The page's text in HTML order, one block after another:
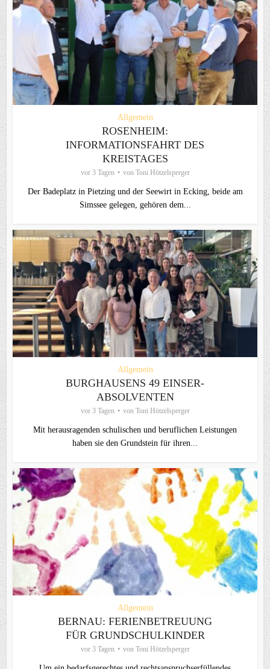
Allgemein
ROSENHEIM:
INFORMATIONSFAHRT DES
KREISTAGES
vor 3 Tagen von Toni Hötzelsperger
Der Badeplatz in Pietzing und der Seewirt in Ecking, beide am
Simssee gelegen, gehören dem...
Allgemein
BURGHAUSENS 49 EINSER-
ABSOLVENTEN
vor 3 Tagen von Toni Hötzelsperger
Mit herausragenden schulischen und beruflichen Leistungen
haben sie den Grundstein für ihren...
Allgemein
BERNAU: FERIENBETREUUNG
FÜR GRUNDSCHULKINDER
vor 3 Tagen von Toni Hötzelsperger